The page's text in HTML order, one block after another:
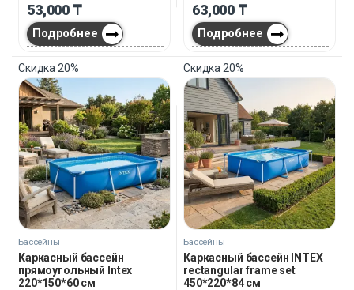
53,000 ₸
Подробнее
63,000 ₸
Подробнее
Скидка 20%
Бассейны
Каркасный бассейн
прямоугольный Intex
220*150*60 см
Скидка 20%
Бассейны
Каркасный бассейн INTEX
rectangular frame set
450*220*84 см